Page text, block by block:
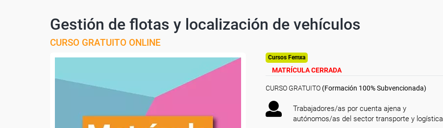
Gestión de flotas y localización de vehículos
CURSO GRATUITO ONLINE
Cursos Femxa
MATRÍCULA CERRADA
CURSO GRATUITO (Formación 100% Subvencionada)
Trabajadores/as por cuenta ajena y
autónomos/as del sector transporte y logística